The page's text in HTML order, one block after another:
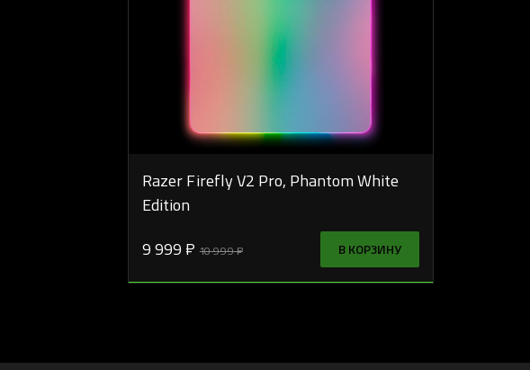
Razer Firefly V2 Pro, Phantom White
Edition
9 999 ₽ 10 999 ₽ В КОРЗИНУ